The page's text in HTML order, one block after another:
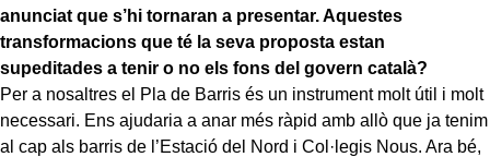
anunciat que s’hi tornaran a presentar. Aquestes
transformacions que té la seva proposta estan
supeditades a tenir o no els fons del govern català?
Per a nosaltres el Pla de Barris és un instrument molt útil i molt
necessari. Ens ajudaria a anar més ràpid amb allò que ja tenim
al cap als barris de l’Estació del Nord i Col·legis Nous. Ara bé,